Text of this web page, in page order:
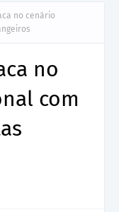
do MPRO
no cenário
no
com